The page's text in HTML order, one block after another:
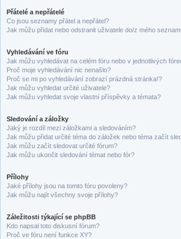
Přátelé a nepřátelé
Co jsou seznamy přátel a nepřátel?
Jak můžu přidat nebo odstranit uživatele do/z mého
Vyhledávání ve fóru
Jak můžu vyhledávat na celém fóru nebo v jednotlivých
Proč moje vyhledávání nic nenašlo?
Proč se mi po vyhledávání zobrazí prázdná stránka!?
Jak můžu vyhledat určité uživatele?
Jak můžu vyhledat svoje vlastní příspěvky a témata?
Sledování a záložky
Jaký je rozdíl mezi záložkami a sledováním?
Jak můžu přidat určité téma do záložek nebo téma začít
Jak můžu začít sledovat určité fórum?
Jak můžu ukončit sledování témat nebo fór?
Přílohy
Jaké přílohy jsou na tomto fóru povoleny?
Jak můžu najít všechny svoje přílohy?
Záležitosti týkající se phpBB
Kdo napsal toto diskusní fórum?
Proč ve fóru není funkce XY?